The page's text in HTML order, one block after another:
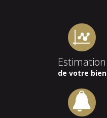
Estimation
de votre bien